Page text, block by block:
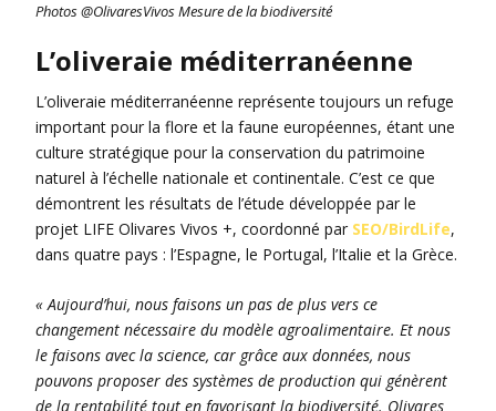
Photos @OlivaresVivos Mesure de la biodiversité
L’oliveraie méditerranéenne
L’oliveraie méditerranéenne représente toujours un refuge
important pour la flore et la faune européennes, étant une
culture stratégique pour la conservation du patrimoine
naturel à l’échelle nationale et continentale. C’est ce que
démontrent les résultats de l’étude développée par le
projet LIFE Olivares Vivos +, coordonné par SEO/BirdLife,
dans quatre pays : l’Espagne, le Portugal, l’Italie et la Grèce.
« Aujourd’hui, nous faisons un pas de plus vers ce
changement nécessaire du modèle agroalimentaire. Et nous
le faisons avec la science, car grâce aux données, nous
pouvons proposer des systèmes de production qui génèrent
de la rentabilité tout en favorisant la biodiversité. Olivares